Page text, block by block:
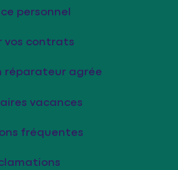
personnel
vos contrats
réparateur agrée
vacances
fréquentes